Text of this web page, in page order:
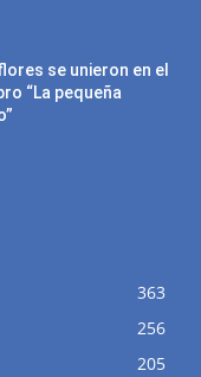
se unieron en el
“La pequeña
363
256
205